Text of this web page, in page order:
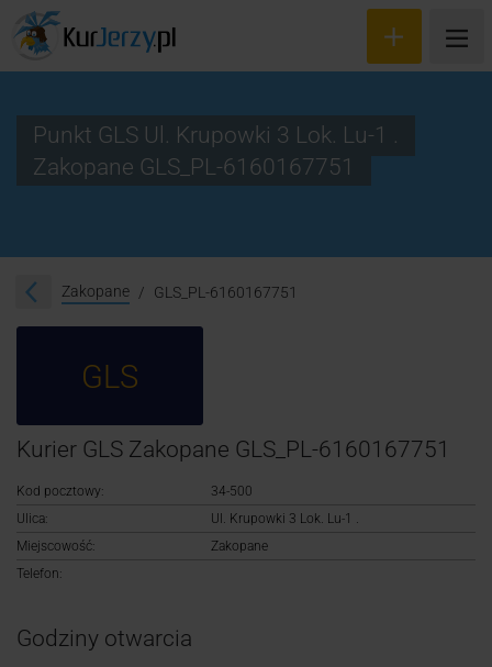
Śledzenie przesyłki
Logowanie
Rejestracja
Punkt GLS Ul. Krupowki 3 Lok. Lu-1 .
Zakopane GLS_PL-6160167751
Zakopane GLS_PL-6160167751
GLS
Kurier GLS Zakopane GLS_PL-6160167751
Kod pocztowy:
34-500
Ulica:
Ul. Krupowki 3 Lok. Lu-1 .
Miejscowość:
Zakopane
Telefon:
Godziny otwarcia